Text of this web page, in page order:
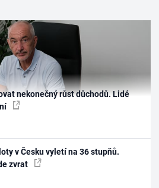
nekonečný růst důchodů. Lidé
v Česku vyletí na 36 stupňů.
zvrat